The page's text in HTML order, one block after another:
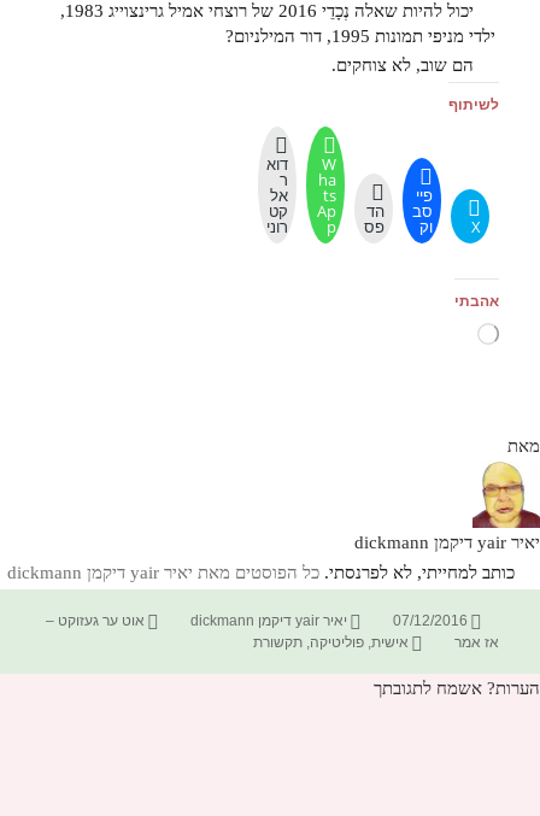
יכול להיות שאלה נְכָדֵי 2016 של רוצחי אמיל גרינצוייג 1983,
ילדי מניפי תמונות 1995, דור המילניום?
הם שוב, לא צוחקים.
לשיתוף
X
פיי
סב
וק
הד
פס
W
ha
ts
Ap
p
דוא
ר
אל
קט
רוני
אהבתי
טוען...
מאת
יאיר yair דיקמן dickmann
כותב למחייתי, לא לפרנסתי. כל הפוסטים מאת יאיר yair דיקמן dickmann‏
פורסם
בתאריך
07/12/2016 מחבר
יאיר yair דיקמן dickmann קטגוריות
אוט ער געזוקט –
אז אמר
תגיות
אישית,פוליטיקה,תקשורת
הערות? אשמח לתגובתך